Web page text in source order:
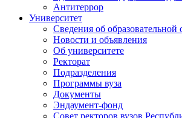
Антитеррор
Университет
Сведения об образовательной
Новости и объявления
Об университете
Ректорат
Подразделения
Программы вуза
Документы
Эндаумент-фонд
Совет ректоров вузов